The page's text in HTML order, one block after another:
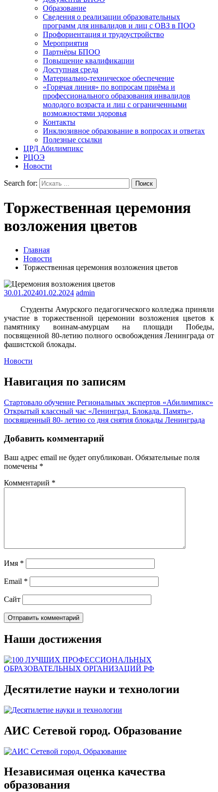
Образование
Сведения о реализации образовательных
программ для инвалидов и лиц с ОВЗ в ПОО
Профориентация и трудоустройство
Мероприятия
Партнёры БПОО
Повышение квалификации
Доступная среда
Материально-техническое обеспечение
«Горячая линия» по вопросам приёма и
профессионального образования инвалидов
молодого возраста и лиц с ограниченными
возможностями здоровья
Контакты
Инклюзивное образование в вопросах и ответах
Полезные ссылки
ЦРД Абилимпикс
РЦОЭ
Новости
Search for:
Торжественная церемония
возложения цветов
Главная
Новости
Торжественная церемония возложения цветов
30.01.202401.02.2024 admin
Студенты Амурского педагогического колледжа приняли
участие в торжественной церемонии возложения цветов к
памятнику воинам-амурцам на площади Победы,
посвященной 80-летию полного освобождения Ленинграда от
фашистской блокады.
Новости
Навигация по записям
Стартовало обучение Региональных экспертов «Абилимпикс»
Открытый классный час «Ленинград. Блокада. Память»,
посвященный 80- летию со дня снятия блокады Ленинграда
Добавить комментарий
Ваш адрес email не будет опубликован. Обязательные поля
помечены *
Комментарий *
Имя *
Email *
Сайт
Наши достижения
Десятилетие науки и технологии
АИС Сетевой город. Образование
Независимая оценка качества
образования